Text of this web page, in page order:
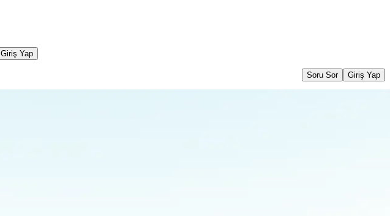
Giriş Yap
Soru Sor Giriş Yap